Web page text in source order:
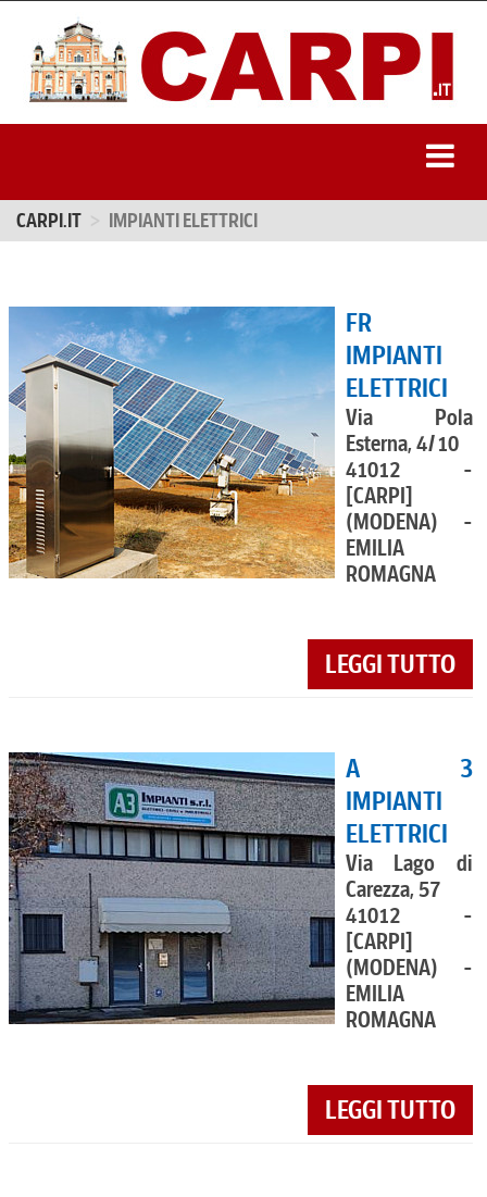
CARPI.IT IMPIANTI ELETTRICI
FR
IMPIANTI
ELETTRICI
Via Pola
Esterna, 4/10
41012 -
[CARPI]
(MODENA) -
EMILIA
ROMAGNA
LEGGI TUTTO
A 3
IMPIANTI
ELETTRICI
Via Lago di
Carezza, 57
41012 -
[CARPI]
(MODENA) -
EMILIA
ROMAGNA
LEGGI TUTTO